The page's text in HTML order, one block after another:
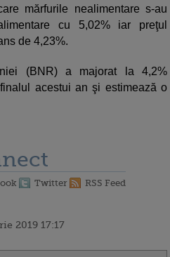
mărfurile nealimentare s-au
cu 5,02% iar preţul
de 4,23%.
(BNR) a majorat la 4,2%
acestui an şi estimează o
Twitter RSS Feed
2019 17:17